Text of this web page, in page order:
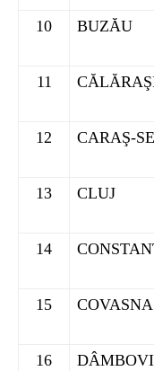
10 BUZĂU
11
12 CARAŞ-
13 CLUJ
14
15 COVASNA
16